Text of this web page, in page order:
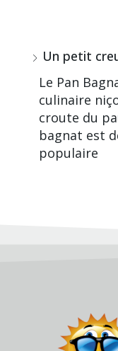
Un petit
Le Pan
culinaire
croute du
bagnat est
populaire